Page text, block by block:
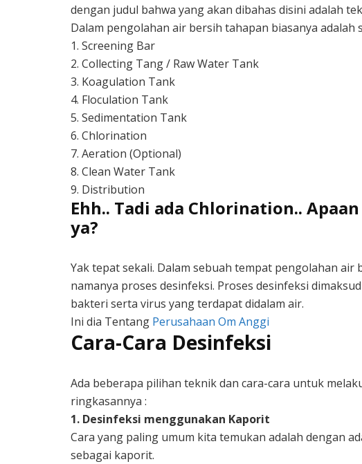
dengan judul bahwa yang akan dibahas disini adalah
Dalam pengolahan air bersih tahapan biasanya adalah
1. Screening Bar
2. Collecting Tang / Raw Water Tank
3. Koagulation Tank
4. Floculation Tank
5. Sedimentation Tank
6. Chlorination
7. Aeration (Optional)
8. Clean Water Tank
9. Distribution
Ehh.. Tadi ada Chlorination..
ya?
Yak tepat sekali. Dalam sebuah tempat pengolahan air
namanya proses desinfeksi. Proses desinfeksi
bakteri serta virus yang terdapat didalam air.
Ini dia Tentang Perusahaan Om Anggi
Cara-Cara Desinfeksi
Ada beberapa pilihan teknik dan cara-cara untuk
ringkasannya :
1. Desinfeksi menggunakan Kaporit
Cara yang paling umum kita temukan adalah dengan
sebagai kaporit.